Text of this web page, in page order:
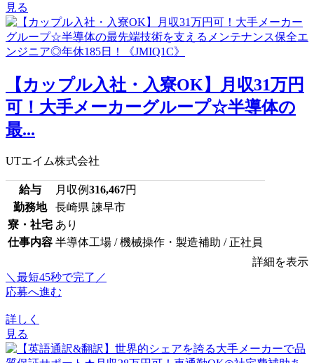
見る
【カップル入社・入寮OK】月収31万円
可！大手メーカーグループ☆半導体の
最...
UTエイム株式会社
給与 月収例316,467円
勤務地
長崎県 諫早市
寮・社宅 あり
仕事内容 半導体工場 / 機械操作・製造補助 / 正社員
詳細を表示
＼最短45秒で完了／
応募へ進む
詳しく
見る